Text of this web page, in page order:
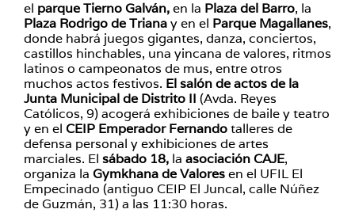
el parque Tierno Galván,en la Plaza del Barro, la
Plaza Rodrigo de Trianay en el Parque Magallanes,
donde habrá juegos gigantes, danza, conciertos,
castillos hinchables, una yincana de valores, ritmos
latinos o campeonatos de mus, entre otros
muchos actos festivos. El salón de actos de la
Junta Municipal de Distrito II (Avda. Reyes
Católicos, 9) acogerá exhibiciones de baile y teatro
y en el CEIP Emperador Fernandotalleres de
defensa personal y exhibiciones de artes
marciales. El sábado 18, la asociación CAJE,
organiza la Gymkhana de Valoresen el UFIL El
Empecinado (antiguo CEIP El Juncal, calle Núñez
de Guzmán, 31) a las 11:30 horas.